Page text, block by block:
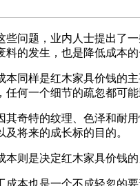
题，业内人士提出了一
料的发生，也是降低成本的
样是红木家具价钱的主
任何一个细节的疏忽都可
特的纹理、色泽和耐用
及将来的成长标的目的。
是决定红木家具价钱的
也是一个不成轻忽的要